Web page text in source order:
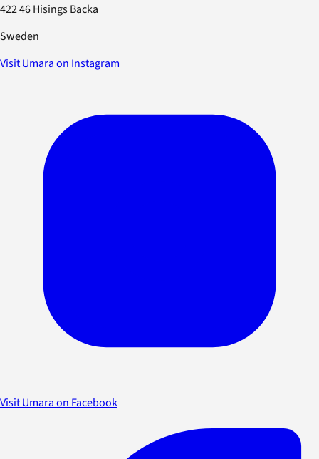
422 46 Hisings Backa
Sweden
Visit Umara on Instagram
Visit Umara on Facebook